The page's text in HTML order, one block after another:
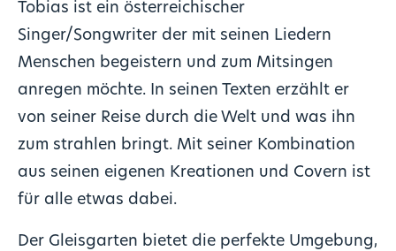
Tobias ist ein österreichischer
Singer/Songwriter der mit seinen Liedern
Menschen begeistern und zum Mitsingen
anregen möchte. In seinen Texten erzählt er
von seiner Reise durch die Welt und was ihn
zum strahlen bringt. Mit seiner Kombination
aus seinen eigenen Kreationen und Covern ist
für alle etwas dabei.
Der Gleisgarten bietet die perfekte Umgebung,